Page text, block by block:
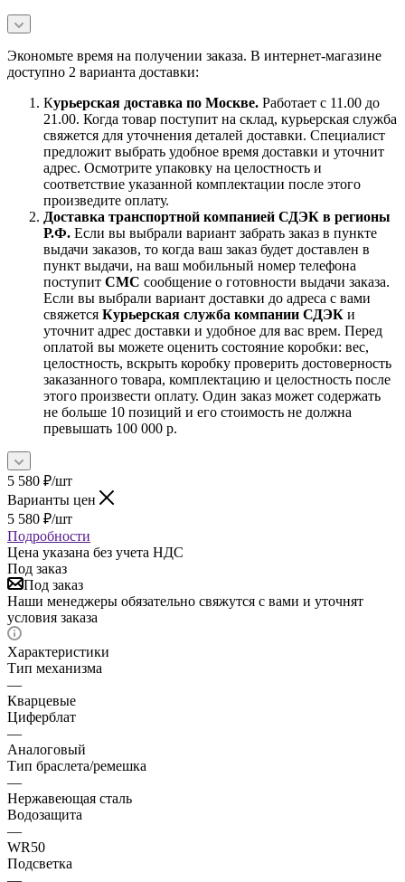
Экономьте время на получении заказа. В интернет-магазине
доступно 2 варианта доставки:
Курьерская доставка по Москве. Работает с 11.00 до
21.00. Когда товар поступит на склад, курьерская служба
свяжется для уточнения деталей доставки. Специалист
предложит выбрать удобное время доставки и уточнит
адрес. Осмотрите упаковку на целостность и
соответствие указанной комплектации после этого
произведите оплату.
Доставка транспортной компанией СДЭК в регионы
Р.Ф. Если вы выбрали вариант забрать заказ в пункте
выдачи заказов, то когда ваш заказ будет доставлен в
пункт выдачи, на ваш мобильный номер телефона
поступит СМС сообщение о готовности выдачи заказа.
Если вы выбрали вариант доставки до адреса с вами
свяжется Курьерская служба компании СДЭК и
уточнит адрес доставки и удобное для вас врем. Перед
оплатой вы можете оценить состояние коробки: вес,
целостность, вскрыть коробку проверить достоверность
заказанного товара, комплектацию и целостность после
этого произвести оплату. Один заказ может содержать
не больше 10 позиций и его стоимость не должна
превышать 100 000 р.
5 580 ₽/шт
Варианты цен
5 580 ₽/шт
Подробности
Цена указана без учета НДС
Под заказ
Под заказ
Наши менеджеры обязательно свяжутся с вами и уточнят
условия заказа
Характеристики
Тип механизма
—
Кварцевые
Циферблат
—
Аналоговый
Тип браслета/ремешка
—
Нержавеющая сталь
Водозащита
—
WR50
Подсветка